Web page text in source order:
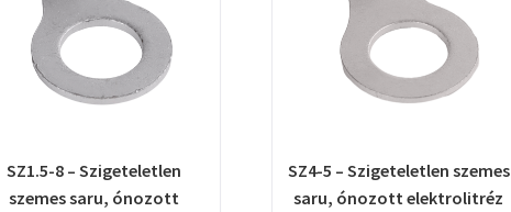
SZ1.5-8 – Szigeteletlen
szemes saru, ónozott
SZ4-5 – Szigeteletlen szemes
saru, ónozott elektrolitréz